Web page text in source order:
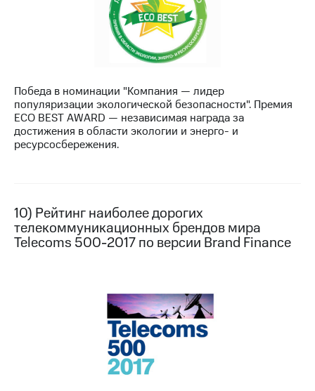
Победа в номинации "Компания — лидер
популяризации экологической безопасности". Премия
ECO BEST AWARD — независимая награда за
достижения в области экологии и энерго- и
ресурсосбережения.
10) Рейтинг наиболее дорогих
телекоммуникационных брендов мира
Telecoms 500-2017 по версии Brand Finance